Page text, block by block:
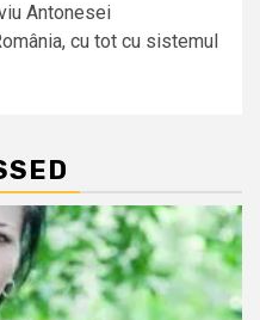
Antonesei
cu tot cu sistemul